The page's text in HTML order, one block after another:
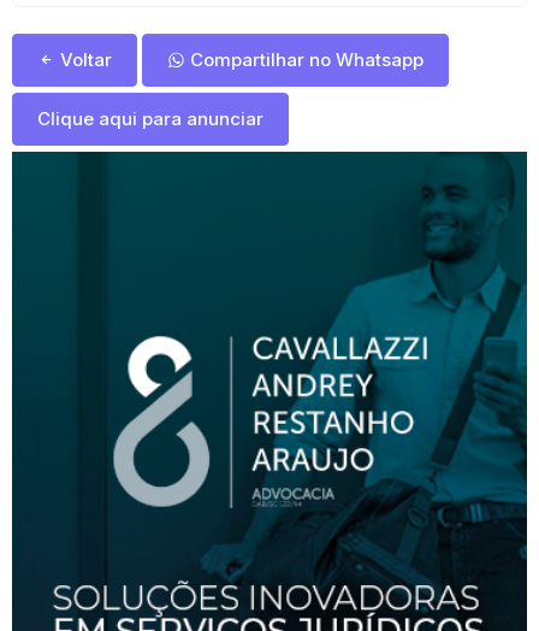
Voltar Compartilhar no Whatsapp
Clique aqui para anunciar